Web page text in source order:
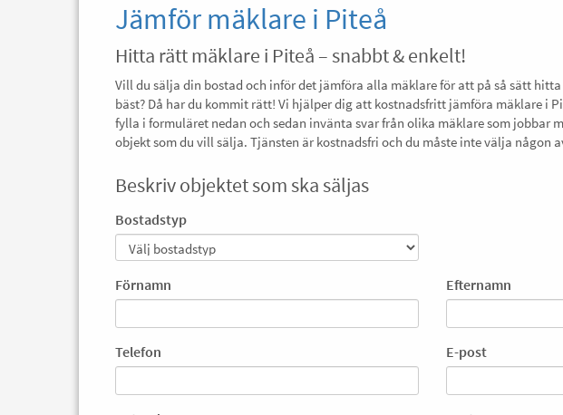
Jämför mäklare i Piteå
Hitta rätt mäklare i Piteå – snabbt & enkelt!
Vill du sälja din bostad och inför det jämföra alla mäklare för att på så sätt
bäst? Då har du kommit rätt! Vi hjälper dig att kostnadsfritt jämföra mäklare i
fylla i formuläret nedan och sedan invänta svar från olika mäklare som jobbar
objekt som du vill sälja. Tjänsten är kostnadsfri och du måste inte välja någon
Beskriv objektet som ska säljas
Bostadstyp
Förnamn Efternamn
Telefon E-post